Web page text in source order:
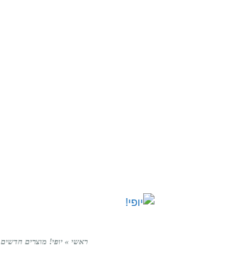
ראשי » יופי! מוצרים חדשים